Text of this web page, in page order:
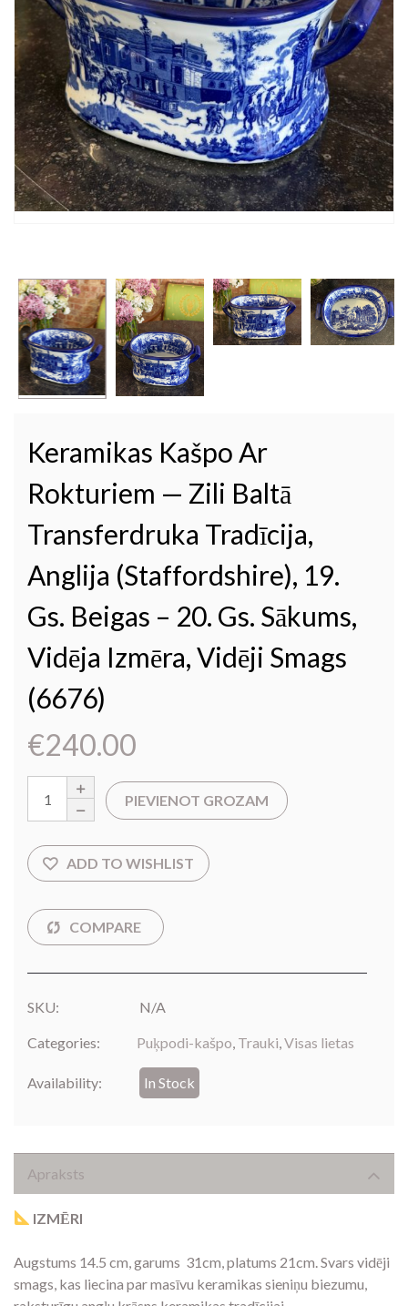
Keramikas Kašpo Ar
Rokturiem — Zili Baltā
Transferdruka Tradīcija,
Anglija (Staffordshire), 19.
Gs. Beigas – 20. Gs. Sākums,
Vidēja Izmēra, Vidēji Smags
(6676)
€240.00
PIEVIENOT GROZAM
SKU: N/A
Categories: Puķpodi-kašpo, Trauki,Visas lietas
Availability: In Stock
Apraksts
IZMĒRI
Augstums 14.5 cm, garums 31cm, platums 21cm. Svars vidēji
smags, kas liecina par masīvu keramikas sieniņu biezumu,